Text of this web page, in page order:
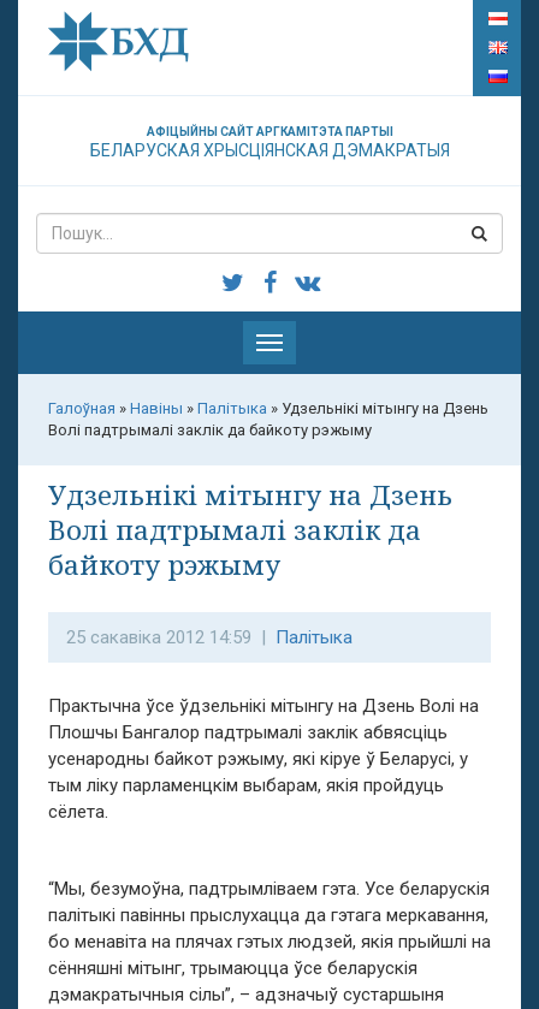
АФІЦЫЙНЫ САЙТ АРГКАМІТЭТА ПАРТЫІ
БЕЛАРУСКАЯ ХРЫСЦІЯНСКАЯ ДЭМАКРАТЫЯ
Паказаць
меню
Галоўная » Навіны » Палітыка » Удзельнікі мітынгу на Дзень
Волі падтрымалі заклік да байкоту рэжыму
Удзельнікі мітынгу на Дзень
Волі падтрымалі заклік да
байкоту рэжыму
25 сакавіка 2012 14:59 | Палітыка
Практычна ўсе ўдзельнікі мітынгу на Дзень Волі на
Плошчы Бангалор падтрымалі заклік абвясціць
усенародны байкот рэжыму, які кіруе ў Беларусі, у
тым ліку парламенцкім выбарам, якія пройдуць
сёлета.
“Мы, безумоўна, падтрымліваем гэта. Усе беларускія
палітыкі павінны прыслухацца да гэтага меркавання,
бо менавіта на плячах гэтых людзей, якія прыйшлі на
сённяшні мітынг, трымаюцца ўсе беларускія
дэмакратычныя сілы”, – адзначыў сустаршыня